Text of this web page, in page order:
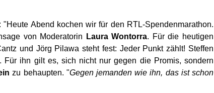
Abend kochen wir für den RTL-Spendenmarathon.
von Moderatorin
Laura Wontorra. Für die heutigen
und Jörg Pilawa steht fest: Jeder Punkt zählt! Steffen
ihn gilt es, sich nicht nur gegen die Promis, sondern
zu behaupten. "Gegen jemanden wie ihn, das ist schon